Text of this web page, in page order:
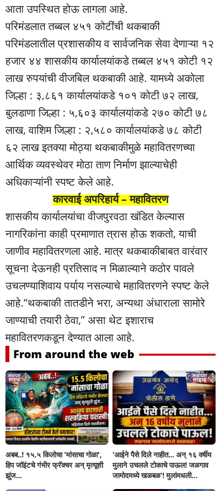
आता उपस्थित होऊ लागला आहे.
परिमंडलात तब्बल ४५१ कोटींची थकबाकी
परिमंडलातील प्रशासकीय व सार्वजनिक सेवा देणाऱ्या १२
हजार ४४ शासकीय कार्यालयांकडे तब्बल ४५१ कोटी १२
लाख रुपयांची वीजबिल थकबाकी आहे. यामध्ये अकोला
जिल्हा : ३,८६१ कार्यालयांकडे १०१ कोटी ७२ लाख,
बुलडाणा जिल्हा : ५,६०३ कार्यालयांकडे २७० कोटी ७८
लाख, वाशिम जिल्हा : २,५८० कार्यालयांकडे ७८ कोटी
६२ लाख इतक्या मोठ्या थकबाकीमुळे महावितरणच्या
आर्थिक व्यवस्थेवर मोठा ताण निर्माण झाल्याचेही
अधिकाऱ्यांनी स्पष्ट केले आहे.
कारवाई अपरिहार्य – महावितरण
शासकीय कार्यालयांचा वीजपुरवठा खंडित केल्यास
नागरिकांना काही प्रमाणात त्रास होऊ शकतो, याची
जाणीव महावितरणला आहे. मात्र थकबाकीबाबत वारंवार
सूचना देऊनही प्रतिसाद न मिळाल्याने कठोर पावले
उचलण्याशिवाय पर्याय नसल्याचे महावितरणने स्पष्ट केले
आहे.“थकबाकी तातडीने भरा, अन्यथा अंधाराला सामोरे
जाण्याची तयारी ठेवा,” असा थेट इशाराच
महावितरणकडून देण्यात आला आहे.
From around the web
अबब..! १५.५ किलोचा 'मांसाचा गोळा',
हिप जॉइंटचे गंभीर फ्रॅक्चर अन् मृत्यूशी
झुंज...
'आईने पैसे दिले नाहीत... अन् १६ वर्षीय
मुलाने उचलले टोकाचे पाऊल! जळगाव
जामोदमध्ये खळबळ'! मुलांमधली